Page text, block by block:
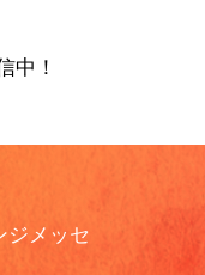
中！
ジメッセ